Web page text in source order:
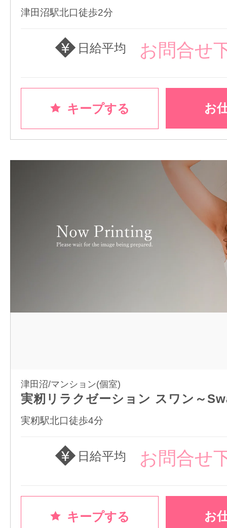
津田沼駅北口徒歩2分
日給平均 お問合せ
キープする お
津田沼/マンション(個室)
実籾リラクゼーション スワン～
実籾駅北口徒歩4分
日給平均 お問合せ
キープする お